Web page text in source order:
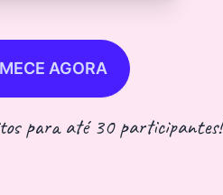
AGORA
para até 30 participantes!